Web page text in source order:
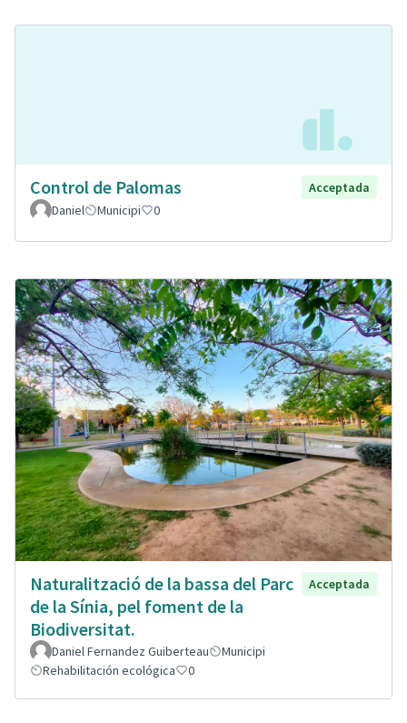
Control de Palomas
Acceptada
Daniel
Municipi 0
Naturalització de la bassa del Parc
de la Sínia, pel foment de la
Biodiversitat.
Acceptada
Daniel Fernandez Guiberteau
Municipi
Rehabilitación ecológica
0